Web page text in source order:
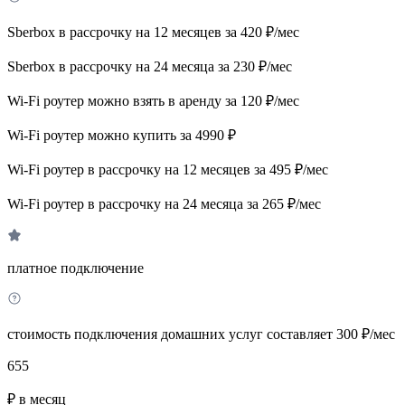
Sberbox в рассрочку на 12 месяцев за 420 ₽/мес
Sberbox в рассрочку на 24 месяца за 230 ₽/мес
Wi-Fi роутер можно взять в аренду за 120 ₽/мес
Wi-Fi роутер можно купить за 4990 ₽
Wi-Fi роутер в рассрочку на 12 месяцев за 495 ₽/мес
Wi-Fi роутер в рассрочку на 24 месяца за 265 ₽/мес
платное подключение
стоимость подключения домашних услуг составляет 300 ₽/мес
655
₽ в месяц